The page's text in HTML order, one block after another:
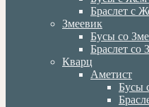
Браслет с
Змеевик
Бусы со
Браслет со
Кварц
Аметист
Бусы